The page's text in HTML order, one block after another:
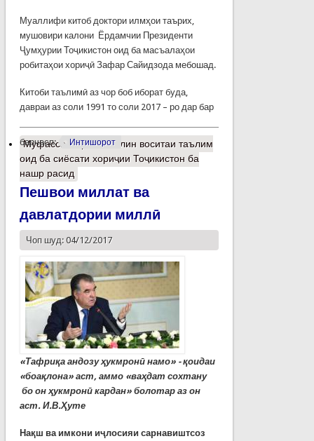
Муаллифи китоб доктори илмҳои таърих,
мушовири калони Ёрдамчии Президенти
Ҷумҳурии Тоҷикистон оид ба масъалаҳои
робитаҳои хориҷӣ Зафар Сайидзода мебошад.
Китоби таълимӣ аз чор боб иборат буда,
давраи аз соли 1991 то соли 2017 – ро дар бар
барчасп: Интишорот
Муфассалтаро Аввалин воситаи таълим
оид ба сиёсати хориҷии Тоҷикистон ба
нашр расид
Пешвои миллат ва
давлатдории миллӣ
Чоп шуд: 04/12/2017
«Тафриқа андозу ҳукмронӣ намо» - қоидаи
«боақлона» аст, аммо «ваҳдат сохтану
бо он ҳукмронӣ кардан» болотар аз он
аст. И.В.Ҳуте
Нақш ва имкони иҷлосияи сарнавиштсоз